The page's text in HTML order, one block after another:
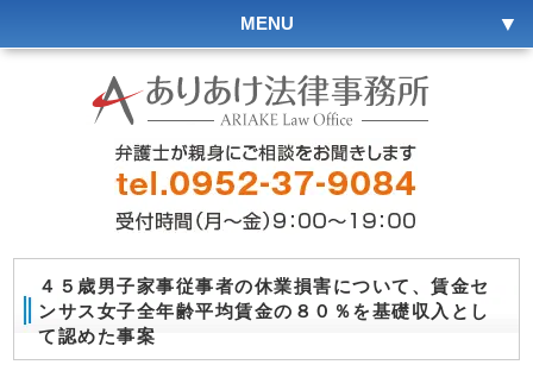
MENU
４５歳男子家事従事者の休業損害について、賃金セ
ンサス女子全年齢平均賃金の８０％を基礎収入とし
て認めた事案